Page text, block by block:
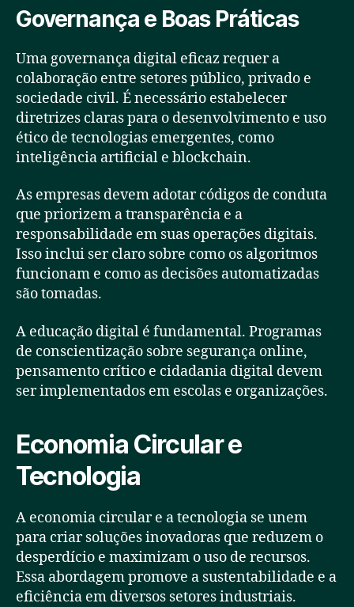
Governança e Boas Práticas
Uma governança digital eficaz requer a
colaboração entre setores público, privado e
sociedade civil. É necessário estabelecer
diretrizes claras para o desenvolvimento e uso
ético de tecnologias emergentes, como
inteligência artificial e blockchain.
As empresas devem adotar códigos de conduta
que priorizem a transparência e a
responsabilidade em suas operações digitais.
Isso inclui ser claro sobre como os algoritmos
funcionam e como as decisões automatizadas
são tomadas.
A educação digital é fundamental. Programas
de conscientização sobre segurança online,
pensamento crítico e cidadania digital devem
ser implementados em escolas e organizações.
Economia Circular e
Tecnologia
A economia circular e a tecnologia se unem
para criar soluções inovadoras que reduzem o
desperdício e maximizam o uso de recursos.
Essa abordagem promove a sustentabilidade e a
eficiência em diversos setores industriais.